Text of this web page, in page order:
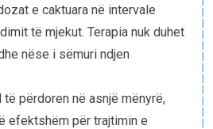
e caktuara në intervale
të mjekut. Terapia nuk duhet
nëse i sëmuri ndjen
përdoren në asnjë mënyrë,
efektshëm për trajtimin e